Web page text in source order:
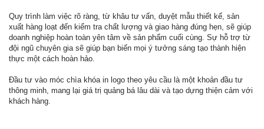
Quy trình làm việc rõ ràng, từ khâu tư vấn, duyệt mẫu thiết kế, sản
xuất hàng loạt đến kiểm tra chất lượng và giao hàng đúng hẹn, sẽ giúp
doanh nghiệp hoàn toàn yên tâm về sản phẩm cuối cùng. Sự hỗ trợ từ
đội ngũ chuyên gia sẽ giúp bạn biến mọi ý tưởng sáng tạo thành hiện
thực một cách hoàn hảo.
Đầu tư vào móc chìa khóa in logo theo yêu cầu là một khoản đầu tư
thông minh, mang lại giá trị quảng bá lâu dài và tạo dựng thiện cảm với
khách hàng.